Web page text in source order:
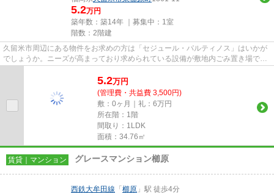
5.2万円
築年数：築14年 ｜募集中： 1室
階数：2階建
久留米市周辺にある物件をお求めの方は「セジュール・パルティノス」はいかが
でしょうか。ニーズが高まっており求められている設備が敷地内ごみ置き場で
す。こちらの物件はアパートで...
5.2万円
(管理費・共益費 3,500円)
敷：0ヶ月｜礼：6万円
所在階：1階
間取り：1LDK
面積：34.76㎡
賃貸｜マンション グレースマンション櫛原
西鉄大牟田線 「櫛原 」駅 徒歩4分